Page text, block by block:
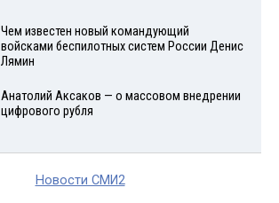
Чем известен новый командующий
войсками беспилотных систем России Денис
Лямин
Анатолий Аксаков — о массовом внедрении
цифрового рубля
Новости СМИ2